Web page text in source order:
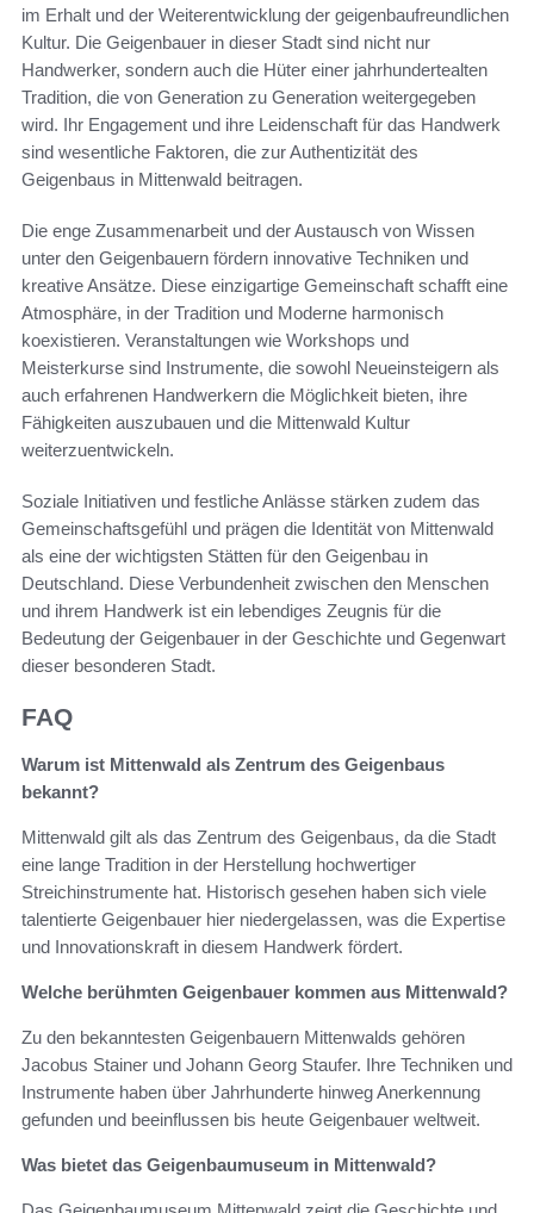
im Erhalt und der Weiterentwicklung der geigenbaufreundlichen
Kultur. Die Geigenbauer in dieser Stadt sind nicht nur
Handwerker, sondern auch die Hüter einer jahrhundertealten
Tradition, die von Generation zu Generation weitergegeben
wird. Ihr Engagement und ihre Leidenschaft für das Handwerk
sind wesentliche Faktoren, die zur Authentizität des
Geigenbaus in Mittenwald beitragen.
Die enge Zusammenarbeit und der Austausch von Wissen
unter den Geigenbauern fördern innovative Techniken und
kreative Ansätze. Diese einzigartige Gemeinschaft schafft eine
Atmosphäre, in der Tradition und Moderne harmonisch
koexistieren. Veranstaltungen wie Workshops und
Meisterkurse sind Instrumente, die sowohl Neueinsteigern als
auch erfahrenen Handwerkern die Möglichkeit bieten, ihre
Fähigkeiten auszubauen und die Mittenwald Kultur
weiterzuentwickeln.
Soziale Initiativen und festliche Anlässe stärken zudem das
Gemeinschaftsgefühl und prägen die Identität von Mittenwald
als eine der wichtigsten Stätten für den Geigenbau in
Deutschland. Diese Verbundenheit zwischen den Menschen
und ihrem Handwerk ist ein lebendiges Zeugnis für die
Bedeutung der Geigenbauer in der Geschichte und Gegenwart
dieser besonderen Stadt.
FAQ
Warum ist Mittenwald als Zentrum des Geigenbaus
bekannt?
Mittenwald gilt als das Zentrum des Geigenbaus, da die Stadt
eine lange Tradition in der Herstellung hochwertiger
Streichinstrumente hat. Historisch gesehen haben sich viele
talentierte Geigenbauer hier niedergelassen, was die Expertise
und Innovationskraft in diesem Handwerk fördert.
Welche berühmten Geigenbauer kommen aus Mittenwald?
Zu den bekanntesten Geigenbauern Mittenwalds gehören
Jacobus Stainer und Johann Georg Staufer. Ihre Techniken und
Instrumente haben über Jahrhunderte hinweg Anerkennung
gefunden und beeinflussen bis heute Geigenbauer weltweit.
Was bietet das Geigenbaumuseum in Mittenwald?